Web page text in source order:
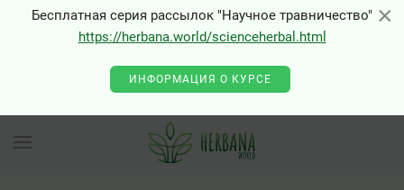
×
Бесплатная серия рассылок "Научное травничество"
https://herbana.world/scienceherbal.html
ИНФОРМАЦИЯ О КУРСЕ
×
0 - Class "Joomla\Input\Json" not found